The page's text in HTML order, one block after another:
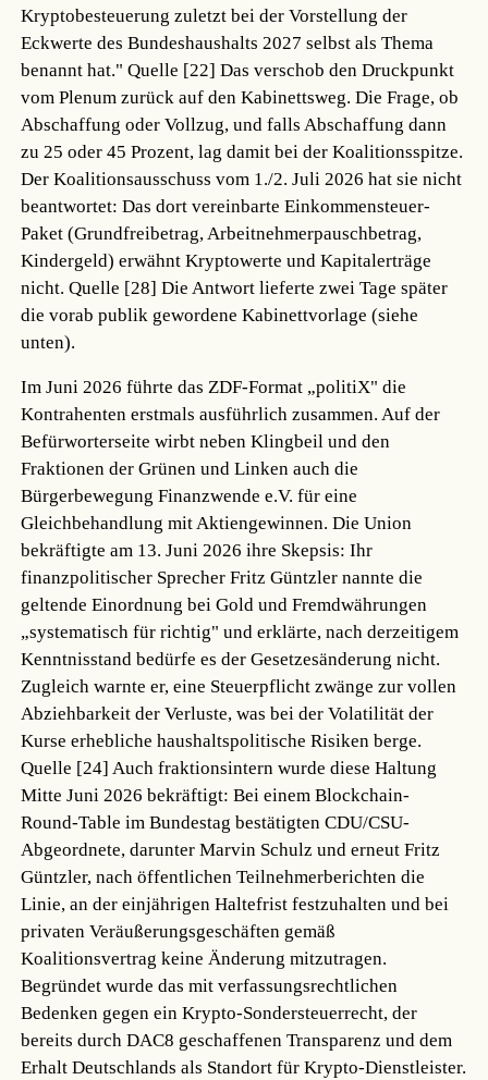
Kryptobesteuerung zuletzt bei der Vorstellung der
Eckwerte des Bundeshaushalts 2027 selbst als Thema
benannt hat."Quelle [22] Das verschob den Druckpunkt
vom Plenum zurück auf den Kabinettsweg. Die Frage, ob
Abschaffung oder Vollzug, und falls Abschaffung dann
zu 25 oder 45 Prozent, lag damit bei der Koalitionsspitze.
Der Koalitionsausschuss vom 1./2. Juli 2026 hat sie nicht
beantwortet: Das dort vereinbarte Einkommensteuer-
Paket (Grundfreibetrag, Arbeitnehmerpauschbetrag,
Kindergeld) erwähnt Kryptowerte und Kapitalerträge
nicht.Quelle [28] Die Antwort lieferte zwei Tage später
die vorab publik gewordene Kabinettvorlage (siehe
unten).
Im Juni 2026 führte das ZDF-Format „politiX" die
Kontrahenten erstmals ausführlich zusammen. Auf der
Befürworterseite wirbt neben Klingbeil und den
Fraktionen der Grünen und Linken auch die
Bürgerbewegung Finanzwende e.V. für eine
Gleichbehandlung mit Aktiengewinnen. Die Union
bekräftigte am 13. Juni 2026 ihre Skepsis: Ihr
finanzpolitischer Sprecher Fritz Güntzler nannte die
geltende Einordnung bei Gold und Fremdwährungen
„systematisch für richtig" und erklärte, nach derzeitigem
Kenntnisstand bedürfe es der Gesetzesänderung nicht.
Zugleich warnte er, eine Steuerpflicht zwänge zur vollen
Abziehbarkeit der Verluste, was bei der Volatilität der
Kurse erhebliche haushaltspolitische Risiken berge.
Quelle [24] Auch fraktionsintern wurde diese Haltung
Mitte Juni 2026 bekräftigt: Bei einem Blockchain-
Round-Table im Bundestag bestätigten CDU/CSU-
Abgeordnete, darunter Marvin Schulz und erneut Fritz
Güntzler, nach öffentlichen Teilnehmerberichten die
Linie, an der einjährigen Haltefrist festzuhalten und bei
privaten Veräußerungsgeschäften gemäß
Koalitionsvertrag keine Änderung mitzutragen.
Begründet wurde das mit verfassungsrechtlichen
Bedenken gegen ein Krypto-Sondersteuerrecht, der
bereits durch DAC8 geschaffenen Transparenz und dem
Erhalt Deutschlands als Standort für Krypto-Dienstleister.